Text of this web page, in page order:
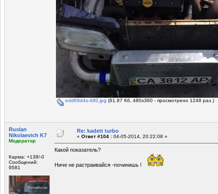
edd69d4s-480.jpg (61.87 Кб, 480x360 - просмотрено 1248 раз.)
Ruslan
Nikolaevich K7
Модератор
Карма: +138/-0
Сообщений:
9581
Re: kadett turbo
« Ответ #104 : 04-05-2014, 20:22:08 »
Какой показатель?
Ниче не растраивайся -починишь !